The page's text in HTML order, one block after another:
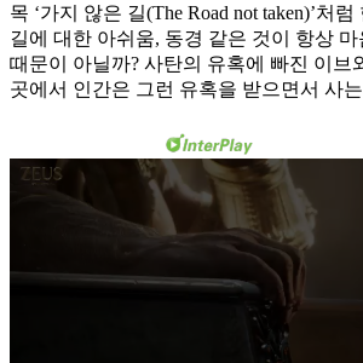
목 ‘가지 않은 길(The Road not taken)’처
길에 대한 아쉬움, 동경 같은 것이 항상 마
때문이 아닐까? 사탄의 유혹에 빠진 이브
곳에서 인간은 그런 유혹을 받으면서 사